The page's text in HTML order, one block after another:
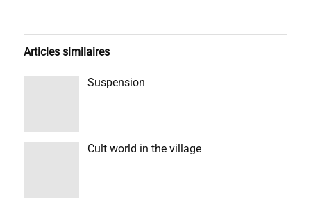
Articles similaires
Suspension
Cult world in the village